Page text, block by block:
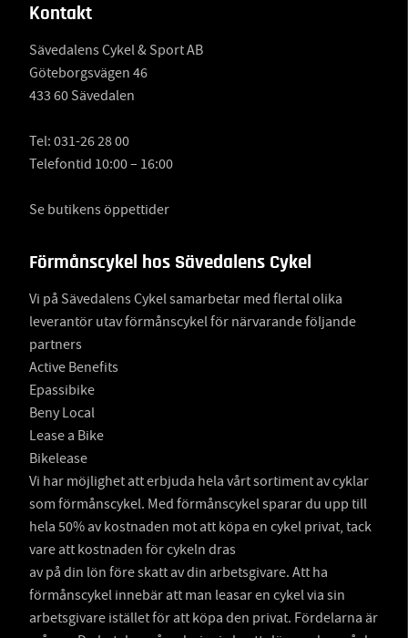
Kontakt
Sävedalens Cykel & Sport AB
Göteborgsvägen 46
433 60 Sävedalen
Tel: 031-26 28 00
Telefontid 10:00 – 16:00
Se butikens öppettider
Förmånscykel hos Sävedalens Cykel
Vi på Sävedalens Cykel samarbetar med flertal olika
leverantör utav förmånscykel för närvarande följande
partners
Active Benefits
Epassibike
Beny Local
Lease a Bike
Bikelease
Vi har möjlighet att erbjuda hela vårt sortiment av cyklar
som förmånscykel. Med förmånscykel sparar du upp till
hela 50% av kostnaden mot att köpa en cykel privat, tack
vare att kostnaden för cykeln dras
av på din lön före skatt av din arbetsgivare. Att ha
förmånscykel innebär att man leasar en cykel via sin
arbetsgivare istället för att köpa den privat. Fördelarna är